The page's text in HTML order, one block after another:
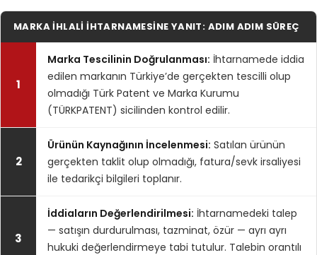
MARKA İHLALI İHTARNAMESINE YANIT: ADIM ADIM SÜREÇ
1
Marka Tescilinin Doğrulanması: İhtarnamede iddia
edilen markanın Türkiye’de gerçekten tescilli olup
olmadığı Türk Patent ve Marka Kurumu
(TÜRKPATENT) sicilinden kontrol edilir.
2
Ürünün Kaynağının İncelenmesi: Satılan ürünün
gerçekten taklit olup olmadığı, fatura/sevk irsaliyesi
ile tedarikçi bilgileri toplanır.
3
İddiaların Değerlendirilmesi: İhtarnamedeki talep
— satışın durdurulması, tazminat, özür — ayrı ayrı
hukuki değerlendirmeye tabi tutulur. Talebin orantılı